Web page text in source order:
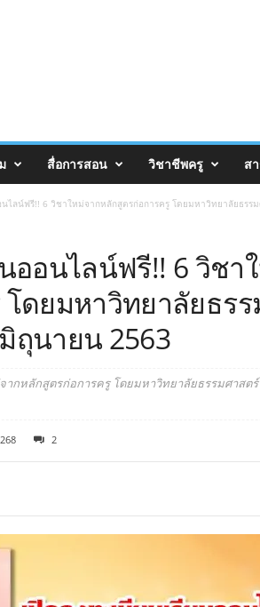
สื่อการสอน วิชาชีพครู ส
นไลน์ฟรี!! 6 วิชาใหม่จากหลักสูตรก่อการครู โดยมหาวิทยาลัยธรร
ออนไลน์ฟรี!! 6 วิชา
ดยมหาวิทยาลัยธร
ถุนายน 2563
ากหลักสูตรก่อการครู โดยมหาวิทยาลัยธรรมศาสตร์
2